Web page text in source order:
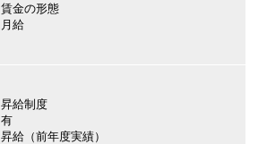
賃金の形態
月給
昇給制度
有
昇給（前年度実績）